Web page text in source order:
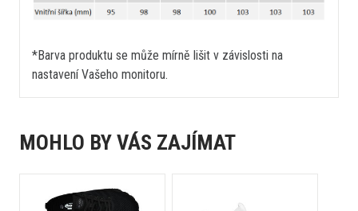
*Barva produktu se může mírně lišit v závislosti na
nastavení Vašeho monitoru.
MOHLO BY VÁS ZAJÍMAT